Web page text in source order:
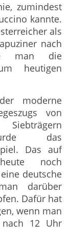
zumindest
kannte.
als
nach
man die
heutigen
moderne
von
das
Das auf
noch
deutsche
darüber
Dafür hat
wenn man
nach 12 Uhr